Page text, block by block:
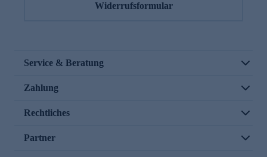
Widerrufsformular
Service & Beratung
Zahlung
Rechtliches
Partner